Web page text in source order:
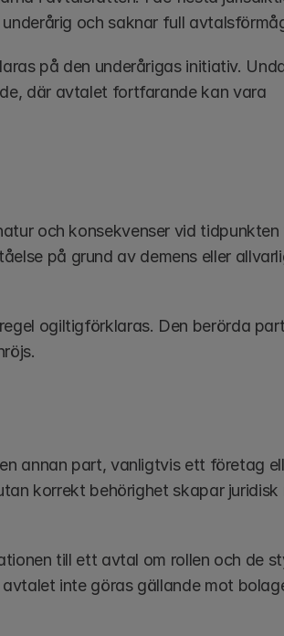
och saknar full
på den underårigas initiativ.
där avtalet fortfarande kan vara
och konsekvenser vid tidpunkten
på grund av demens eller
ogiltigförklaras. Den berörda
annan part, vanligtvis ett företag
korrekt behörighet skapar juridisk
till ett avtal om rollen och de
inte göras gällande mot